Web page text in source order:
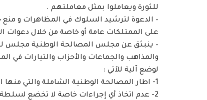
للثورة ويعاملوا بمثل معاملتهم .
– الدعوة لترشيد السلوك في المظاهرات و منع
على الممتلكات عامة أو خاصة من خلال دعوات
– ينبثق عن مجلس المصالحة الوطنية مجلس
والمذاهب والجماعات والأحزاب والتيارات في
لوضع آلية للآتي :
1- اطار المصالحة الوطنية الشاملة والتي منها الافراج عن كل المعتقلين حتى تثبت الأدانة بحقهم
2- عدم اتخاذ أي إجراءات خاصة لا تخضع لسلطة القانون .